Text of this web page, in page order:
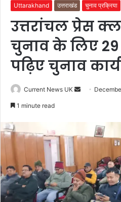
Uttarakhand उत्तराखंड चुनाव प्रक्रिया
उत्तरांचल प्रेस
चुनाव के लिए
पढ़िए चुनाव
Current News UK
a
m
a
i
1 minute read